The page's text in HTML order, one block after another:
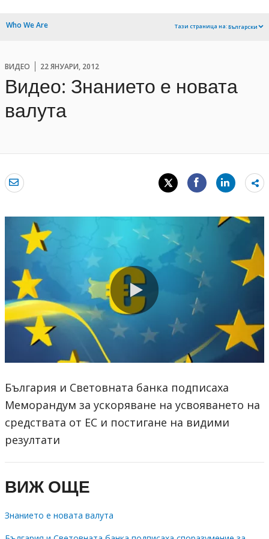
Who We Are Тази страница на:Български
ВИДЕО 22 ЯНУАРИ, 2012
Видео: Знанието е новата
валута
0:00 / 2:41
България и Световната банка подписаха
Меморандум за ускоряване на усвояването на
средствата от ЕС и постигане на видими
резултати
ВИЖ ОЩЕ
Знанието е новата валута